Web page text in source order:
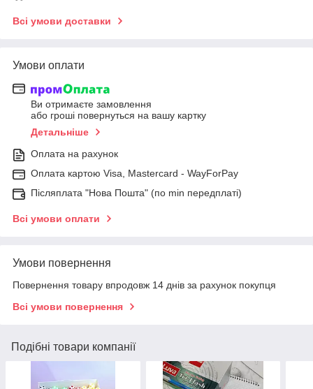
Всі умови доставки
Умови оплати
Ви отримаєте замовлення
або гроші повернуться на вашу картку
Детальніше
Оплата на рахунок
Оплата картою Visa, Mastercard - WayForPay
Післяплата "Нова Пошта" (по min передплаті)
Всі умови оплати
Умови повернення
Повернення товару впродовж 14 днів за рахунок покупця
Всі умови повернення
Подібні товари компанії